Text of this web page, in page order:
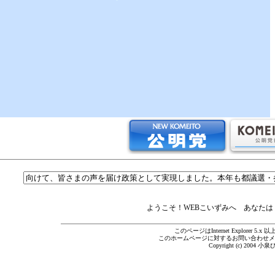
ようこそ！WEBこいずみへ あなた
このページはInternet Explorer 5.x 以
このホームページに対するお問い合わせ
Copyright (c) 2004 小泉